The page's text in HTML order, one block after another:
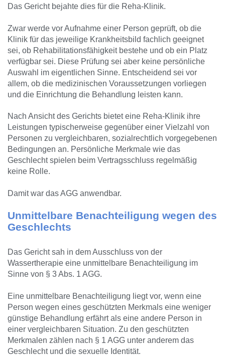
Das Gericht bejahte dies für die Reha-Klinik.
Zwar werde vor Aufnahme einer Person geprüft, ob die
Klinik für das jeweilige Krankheitsbild fachlich geeignet
sei, ob Rehabilitationsfähigkeit bestehe und ob ein Platz
verfügbar sei. Diese Prüfung sei aber keine persönliche
Auswahl im eigentlichen Sinne. Entscheidend sei vor
allem, ob die medizinischen Voraussetzungen vorliegen
und die Einrichtung die Behandlung leisten kann.
Nach Ansicht des Gerichts bietet eine Reha-Klinik ihre
Leistungen typischerweise gegenüber einer Vielzahl von
Personen zu vergleichbaren, sozialrechtlich vorgegebenen
Bedingungen an. Persönliche Merkmale wie das
Geschlecht spielen beim Vertragsschluss regelmäßig
keine Rolle.
Damit war das AGG anwendbar.
Unmittelbare Benachteiligung wegen des
Geschlechts
Das Gericht sah in dem Ausschluss von der
Wassertherapie eine unmittelbare Benachteiligung im
Sinne von § 3 Abs. 1 AGG.
Eine unmittelbare Benachteiligung liegt vor, wenn eine
Person wegen eines geschützten Merkmals eine weniger
günstige Behandlung erfährt als eine andere Person in
einer vergleichbaren Situation. Zu den geschützten
Merkmalen zählen nach § 1 AGG unter anderem das
Geschlecht und die sexuelle Identität.